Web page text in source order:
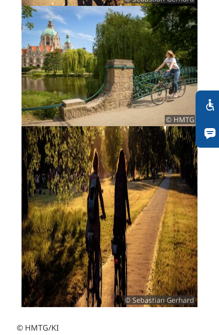
© HMTG
© Sebastian Gerhard
© HMTG/KI